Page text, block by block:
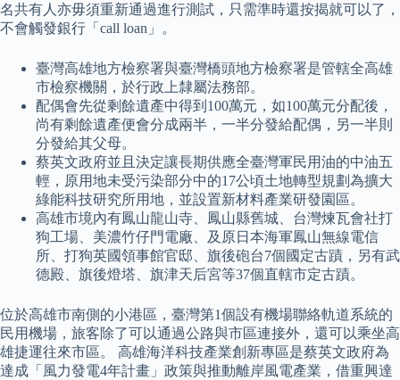
名共有人亦毋須重新通過進行測試，只需準時還按揭就可以了，
不會觸發銀行「call loan」。
臺灣高雄地方檢察署與臺灣橋頭地方檢察署是管轄全高雄
市檢察機關，於行政上隸屬法務部。
配偶會先從剩餘遺產中得到100萬元，如100萬元分配後，
尚有剩餘遺產便會分成兩半，一半分發給配偶，另一半則
分發給其父母。
蔡英文政府並且決定讓長期供應全臺灣軍民用油的中油五
輕，原用地未受污染部分中的17公頃土地轉型規劃為擴大
綠能科技研究所用地，並設置新材料產業研發園區。
高雄市境內有鳳山龍山寺、鳳山縣舊城、台灣煉瓦會社打
狗工場、美濃竹仔門電廠、及原日本海軍鳳山無線電信
所、打狗英國領事館官邸、旗後砲台7個國定古蹟，另有武
德殿、旗後燈塔、旗津天后宮等37個直轄市定古蹟。
位於高雄市南側的小港區，臺灣第1個設有機場聯絡軌道系統的
民用機場，旅客除了可以通過公路與市區連接外，還可以乘坐高
雄捷運往來市區。 高雄海洋科技產業創新專區是蔡英文政府為
達成「風力發電4年計畫」政策與推動離岸風電產業，借重興達